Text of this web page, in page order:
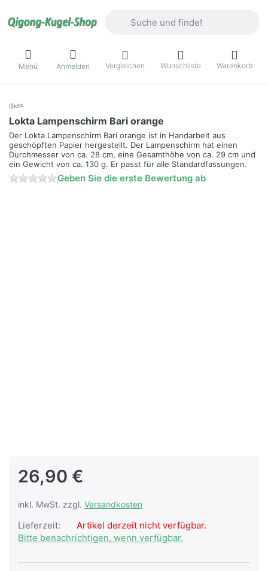
Menü Anmelden Vergleichen Wunschliste Warenkorb
Lokta Lampenschirm Bari orange
Der Lokta Lampenschirm Bari orange ist in Handarbeit aus
geschöpften Papier hergestellt. Der Lampenschirm hat einen
Durchmesser von ca. 28 cm, eine Gesamthöhe von ca. 29 cm und
ein Gewicht von ca. 130 g. Er passt für alle Standardfassungen.
Geben Sie die erste Bewertung ab
26,90 €
inkl. MwSt. zzgl. Versandkosten
Lieferzeit:
Artikel derzeit nicht verfügbar.
Bitte benachrichtigen, wenn verfügbar.